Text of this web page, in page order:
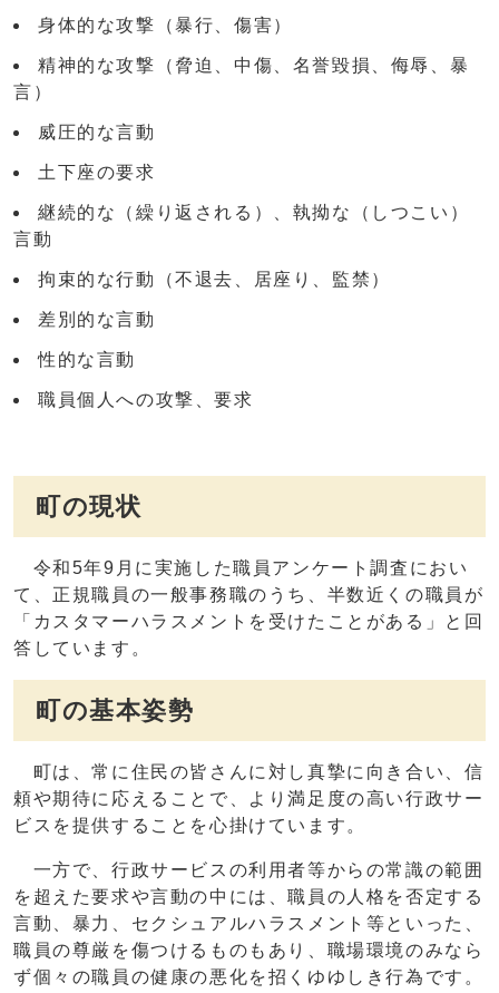
身体的な攻撃（暴行、傷害）
精神的な攻撃（脅迫、中傷、名誉毀損、侮辱、暴
言）
威圧的な言動
土下座の要求
継続的な（繰り返される）、執拗な（しつこい）
言動
拘束的な行動（不退去、居座り、監禁）
差別的な言動
性的な言動
職員個人への攻撃、要求
町の現状
令和5年9月に実施した職員アンケート調査におい
て、正規職員の一般事務職のうち、半数近くの職員が
「カスタマーハラスメントを受けたことがある」と回
答しています。
町の基本姿勢
町は、常に住民の皆さんに対し真摯に向き合い、信
頼や期待に応えることで、より満足度の高い行政サー
ビスを提供することを心掛けています。
一方で、行政サービスの利用者等からの常識の範囲
を超えた要求や言動の中には、職員の人格を否定する
言動、暴力、セクシュアルハラスメント等といった、
職員の尊厳を傷つけるものもあり、職場環境のみなら
ず個々の職員の健康の悪化を招くゆゆしき行為です。